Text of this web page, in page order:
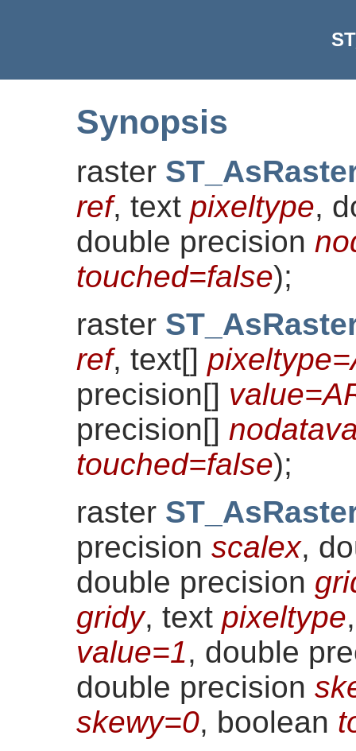
Synopsis
raster
ref, text pixeltype,
double precision
touched=false);
raster
ref, text[]
precision[]
precision[]
touched=false);
raster
precision scalex,
double precision
gridy, text pixeltype
value=1, double
double precision
skewy=0, boolean